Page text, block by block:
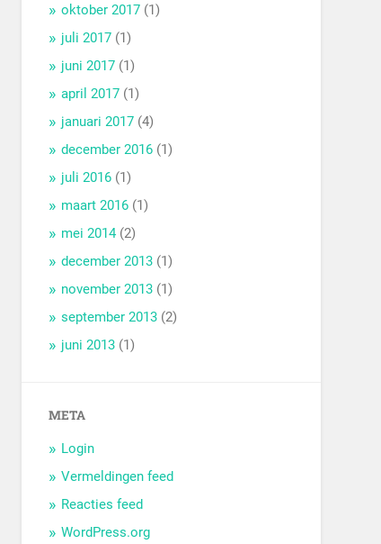
oktober 2017 (1)
juli 2017 (1)
juni 2017 (1)
april 2017 (1)
januari 2017 (4)
december 2016 (1)
juli 2016 (1)
maart 2016 (1)
mei 2014 (2)
december 2013 (1)
november 2013 (1)
september 2013 (2)
juni 2013 (1)
META
Login
Vermeldingen feed
Reacties feed
WordPress.org